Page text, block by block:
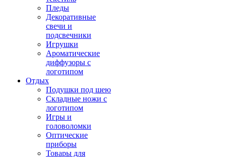
Пледы
Декоративные
свечи и
подсвечники
Игрушки
Ароматические
диффузоры с
логотипом
Отдых
Подушки под шею
Складные ножи с
логотипом
Игры и
головоломки
Оптические
приборы
Товары для